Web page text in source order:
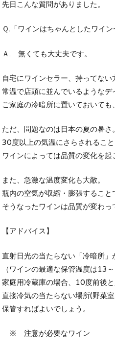
先日こんな質問がありました。
Ｑ.「ワインはちゃんとしたワイ
Ａ. 無くても大丈夫です。
自宅にワインセラー、持ってない
常温で店頭に並んでいるようなデ
ご家庭の冷暗所に置いておいても
ただ、問題なのは日本の夏の暑さ。
30度以上の気温にさらされること
ワインによっては品質の変化を起
また、急激な温度変化も大敵。
瓶内の空気が収縮・膨張するこ
そうなったワインは品質が変わっ
【アドバイス】
直射日光の当たらない「冷暗所」
（ワインの最適な保管温度は13
家庭用冷蔵庫の場合、10度前後と
直接冷気の当たらない場所(野菜
保管すればよいでしょう。
※ 注意が必要なワイン